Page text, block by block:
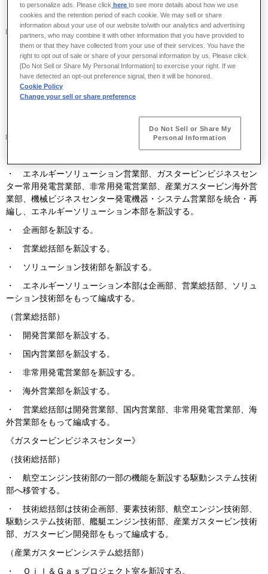
□航空宇宙カンパニー
《企画本部》
・ 企画部を廃止し、その機能を新設する経営企画部に移管する。
・ 企画本部は経営企画部、管理部、人事総務部、情報システム部
をもって編成する。
□ ガスタービン・機械カンパニー
・ エネルギーソリューション営業部、ガスタービンビジネスセン
ター常用発電営業部、非常用発電営業部、産業ガスタービン海外営
業部、機械ビジネスセンター発電機器・システム営業部を統合・再
編し、エネルギーソリューション本部を新設する。
・ 企画部を新設する。
・ 営業総括部を新設する。
・ ソリューション技術部を新設する。
・ エネルギーソリューション本部は企画部、営業総括部、ソリュ
ーション技術部をもって編成する。
（営業総括部）
・ 開発営業部を新設する。
・ 国内営業部を新設する。
・ 非常用発電営業部を新設する。
・ 海外営業部を新設する。
・ 営業総括部は開発営業部、国内営業部、非常用発電営業部、海
外営業部をもって編成する。
《ガスタービンビジネスセンター》
（技術総括部）
・ 航空エンジン技術部の一部の機能を新設する駆動システム技術
部へ移管する。
・ 技術総括部は技術企画部、要素技術部、航空エンジン技術部、
駆動システム技術部、艦艇エンジン技術部、産業ガスタービン技術
部、ガスタービン開発部をもって編成する。
（産業ガスタービンシステム総括部）
・ Ｏｉｌ＆Ｇａｓプロジェクト室を新設する。
to personalize ads. Please click hereto see more details about how we use
cookies and the retention period of each cookie. We may sell or share
information about your use of our website to/with our analytics and advertising
partners, who may combine it with other information that you have provided to
them or that they have collected from your use of their services. You have the
right to opt out of sale or share of your personal information by us. Please click
[Do Not Sell or Share My Personal Information] to exercise your right. If we
have detected an opt-out preference signal, then it will be honored.
Cookie Policy
Change your sell or share preference
Do Not Sell or Share My
Personal Information